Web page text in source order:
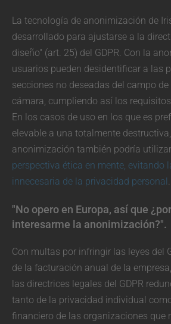
La tecnología de anonimización de
desarrollado para ajustarse a la
diseño" (art. 25) del GDPR. Con la
usuarios pueden desidentificar a las
secciones no deseadas del campo
cámara, cumpliendo así los requisitos
En los casos de uso en los que es
elevable a una totalmente
anonimización también podría
perspectiva ética en mente, evitando
innecesaria de la privacidad personal.
"No opero en Europa, así que
interesarme la anonimización?".
Con multas por infringir las leyes del
de la facturación anual de la
las directrices legales del GDPR
tanto de la privacidad individual
financiero de las organizaciones que